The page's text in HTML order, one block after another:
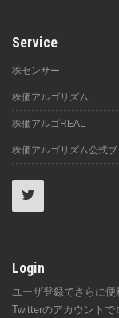
Service
株センサー
株価アルゴリズム
株価アルゴREAL
株価アルゴリズム公式
Login
ユーザ登録でさらに便
Twitterのアカウントで